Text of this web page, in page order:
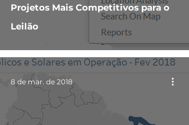
Projetos Mais Competitivos para o
Leilão
8 de mar. de 2018